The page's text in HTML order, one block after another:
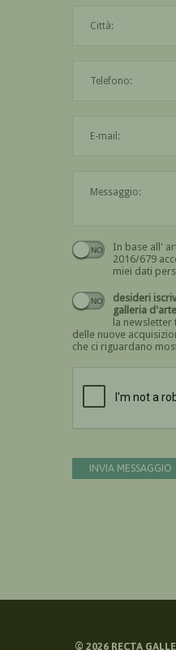
In base all'
2016/679 acconsento
miei dati
desideri
galleria
la
delle nuove
che ci riguardano
INVIA MESSAGGIO
© 2026RECTA